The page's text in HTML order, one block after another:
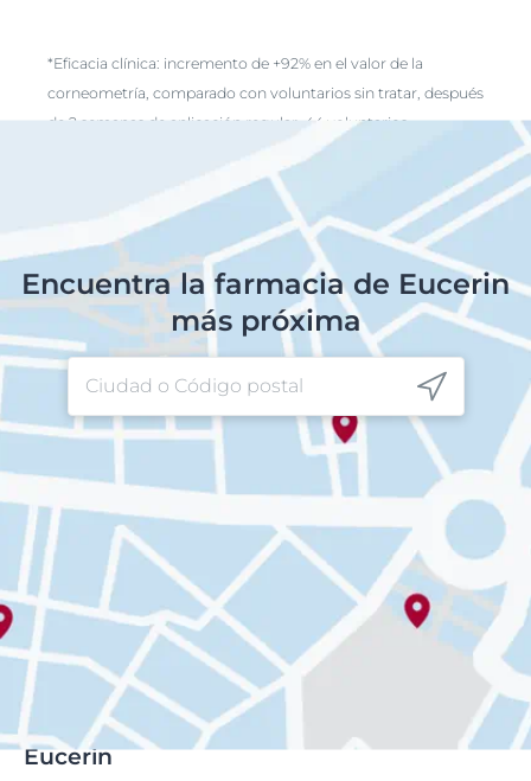
*Eficacia clínica: incremento de +92% en el valor de la
corneometría, comparado con voluntarios sin tratar, después
de 2 semanas de aplicación regular. 44 voluntarios.
Encuentra la farmacia de Eucerin
más próxima
Eucerin